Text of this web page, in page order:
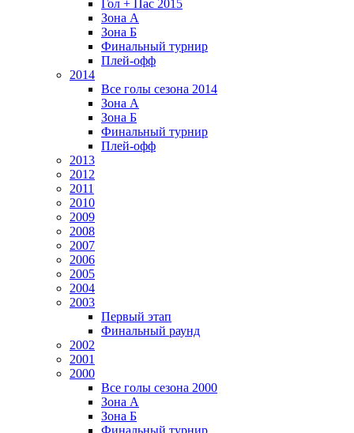
Гол + Пас 2015
Зона А
Зона Б
Финальный турнир
Плей-офф
2014
Все голы сезона 2014
Зона А
Зона Б
Финальный турнир
Плей-офф
2013
2012
2011
2010
2009
2008
2007
2006
2005
2004
2003
Первый этап
Финальный раунд
2002
2001
2000
Все голы сезона 2000
Зона А
Зона Б
Финальный турнир